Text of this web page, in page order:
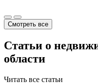
Смотреть все
Статьи о
области
Читать все статьи